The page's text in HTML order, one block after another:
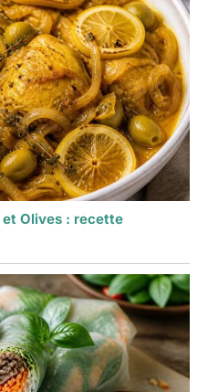
et Olives : recette